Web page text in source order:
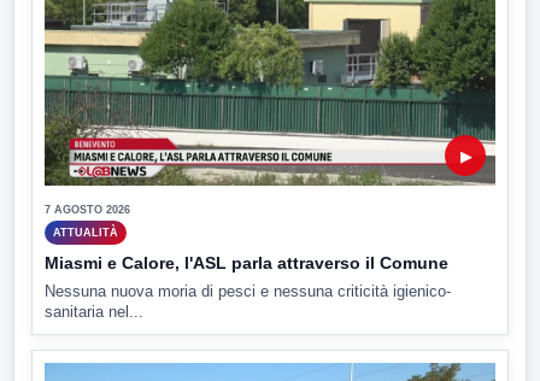
▶
7 AGOSTO 2026
ATTUALITÀ
Miasmi e Calore, l'ASL parla attraverso il Comune
Nessuna nuova moria di pesci e nessuna criticità igienico-
sanitaria nel...